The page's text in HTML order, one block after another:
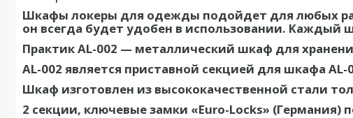
Шкафы локеры для одежды подойдет для любых
он всегда будет удобен в использовании. Каждый
Практик AL-002 — металлический шкаф для
AL-002 является приставной секцией для шкафа
Шкаф изготовлен из высококачественной стали
2 секции, ключевые замки «Euro-Locks»